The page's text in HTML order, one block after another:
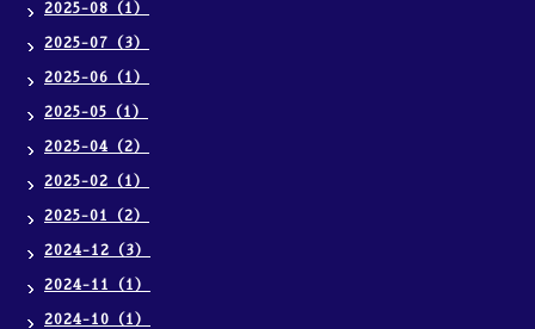
2025-08（1）
2025-07（3）
2025-06（1）
2025-05（1）
2025-04（2）
2025-02（1）
2025-01（2）
2024-12（3）
2024-11（1）
2024-10（1）